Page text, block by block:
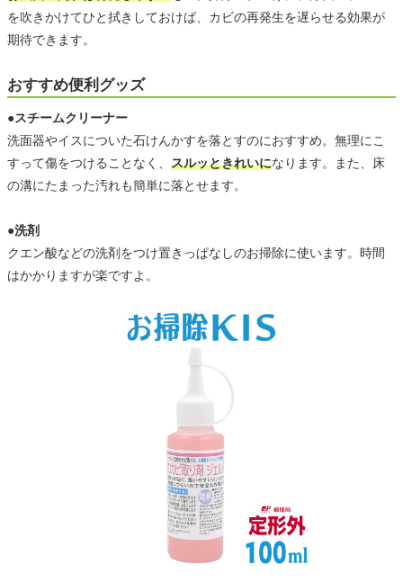
を吹きかけてひと拭きしておけば、カビの再発生を遅らせる効果が
期待できます。
おすすめ便利グッズ
●スチームクリーナー
洗面器やイスについた石けんかすを落とすのにおすすめ。無理にこ
すって傷をつけることなく、 スルッときれいになります。また、床
の溝にたまった汚れも簡単に落とせます。
●洗剤
クエン酸などの洗剤をつけ置きっぱなしのお掃除に使います。時間
はかかりますが楽ですよ。